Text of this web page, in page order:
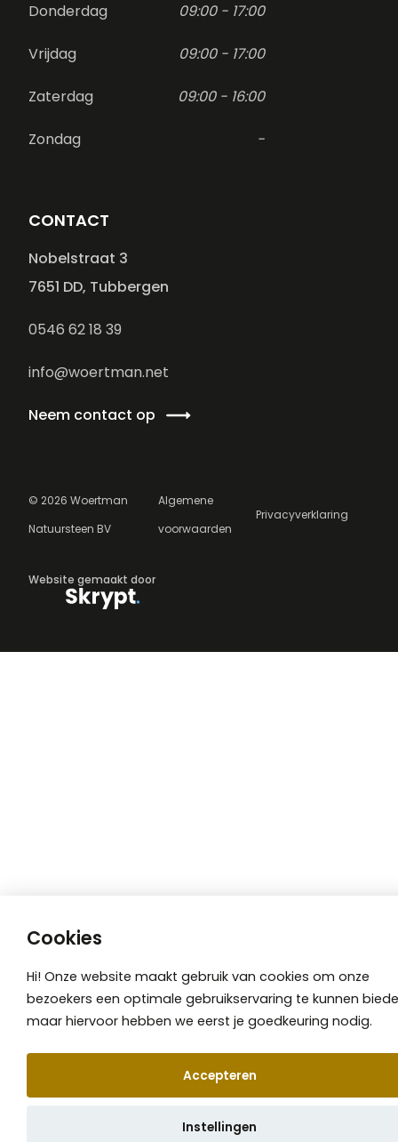
Donderdag 09:00 - 17:00
Vrijdag 09:00 - 17:00
Zaterdag 09:00 - 16:00
Zondag -
CONTACT
Nobelstraat 3
7651 DD, Tubbergen
0546 62 18 39
info@woertman.net
Neem contact op
© 2026 Woertman
Natuursteen BV
Algemene
voorwaarden
Privacyverklaring
Website gemaakt door
Cookies
Hi! Onze website maakt gebruik van cookies om onze
bezoekers een optimale gebruikservaring te kunnen
maar hiervoor hebben we eerst je goedkeuring nodig.
Accepteren
Instellingen